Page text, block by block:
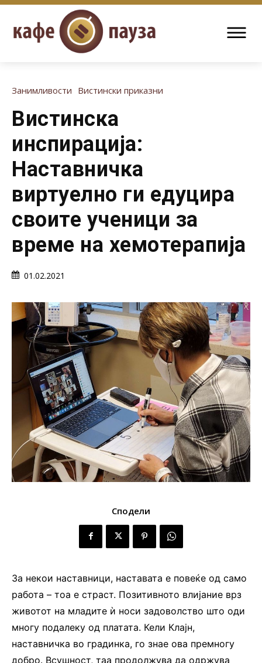
Занимливости Вистински приказни
Вистинска
инспирација:
Наставничка
виртуелно ги едуцира
своите ученици за
време на хемотерапија
01.02.2021
Сподели
За некои наставници, наставата е повеќе од само
работа – тоа е страст. Позитивното влијание врз
животот на младите ѝ носи задоволство што оди
многу подалеку од платата. Кели Клајн,
наставничка во градинка, го знае ова премногу
добро. Всушност, таа продолжува да одржува